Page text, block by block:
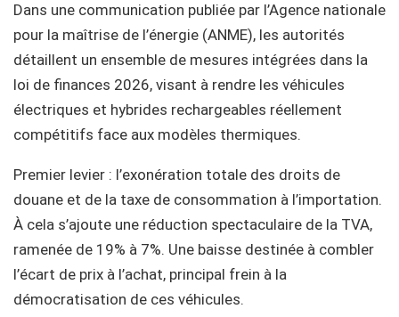
Dans une communication publiée par l’Agence nationale
pour la maîtrise de l’énergie (ANME), les autorités
détaillent un ensemble de mesures intégrées dans la
loi de finances 2026, visant à rendre les véhicules
électriques et hybrides rechargeables réellement
compétitifs face aux modèles thermiques.
Premier levier : l’exonération totale des droits de
douane et de la taxe de consommation à l’importation.
À cela s’ajoute une réduction spectaculaire de la TVA,
ramenée de 19% à 7%. Une baisse destinée à combler
l’écart de prix à l’achat, principal frein à la
démocratisation de ces véhicules.